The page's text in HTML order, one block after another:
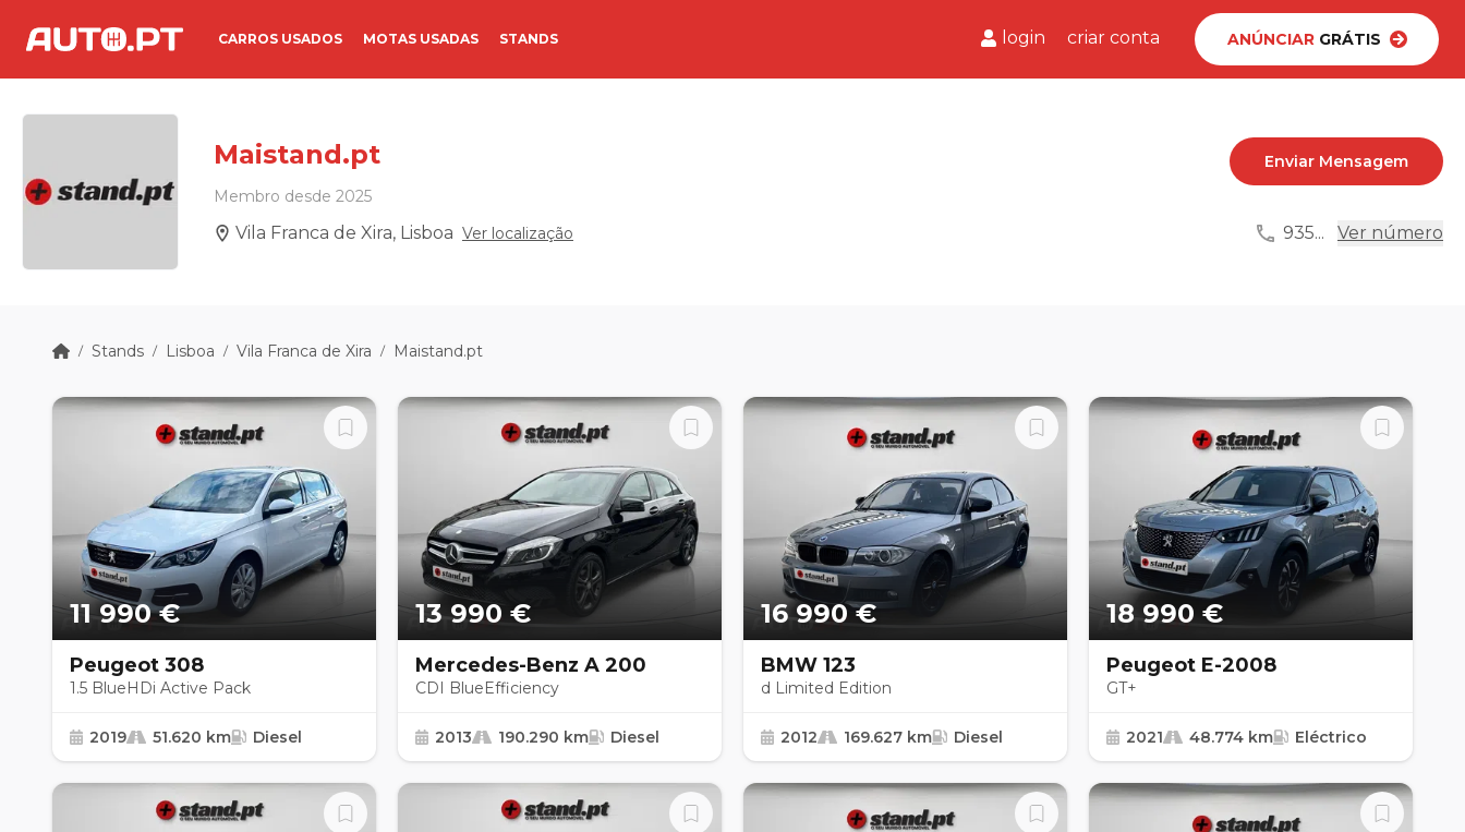
CARROS USADOS MOTAS USADAS STANDS login criar conta ANÚNCIARGRÁTIS
Maistand.pt
Membro desde 2025
Vila Franca de Xira, Lisboa Ver localização
Enviar Mensagem
935... Ver número
/ Stands / Lisboa / Vila Franca de Xira / Maistand.pt
11 990 €
Peugeot 308
1.5 BlueHDi Active Pack
2019 51.620 km Diesel
13 990 €
Mercedes-Benz A 200
CDI BlueEfficiency
2013 190.290 km Diesel
16 990 €
BMW 123
d Limited Edition
2012 169.627 km Diesel
18 990 €
Peugeot E-2008
GT+
2021 48.774 km Eléctrico